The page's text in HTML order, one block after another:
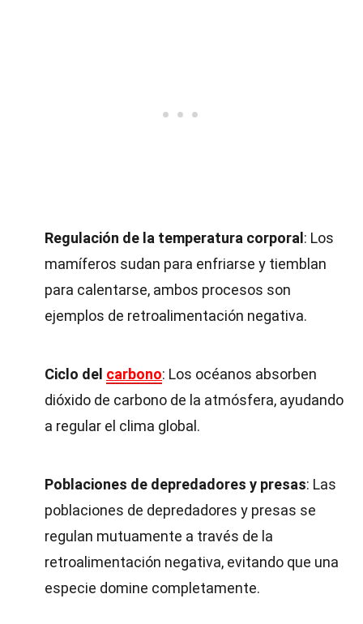
Regulación de la temperatura corporal : Los
mamíferos sudan para enfriarse y tiemblan
para calentarse, ambos procesos son
ejemplos de retroalimentación negativa.
Ciclo del carbono: Los océanos absorben
dióxido de carbono de la atmósfera, ayudando
a regular el clima global.
Poblaciones de depredadores y presas: Las
poblaciones de depredadores y presas se
regulan mutuamente a través de la
retroalimentación negativa, evitando que una
especie domine completamente.